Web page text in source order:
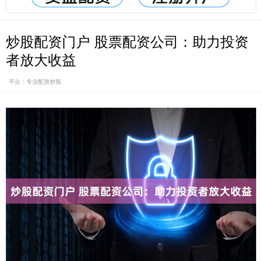
炒股配资门户 股票配资公司：助力投资
者放大收益
平台：专业配资炒股